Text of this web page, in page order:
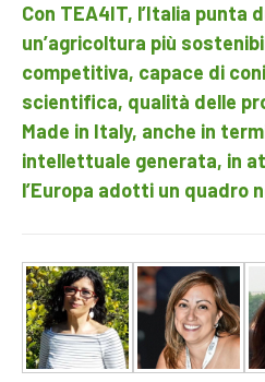
Con TEA4IT, l’Italia punta
un’agricoltura più
competitiva, capace di
scientifica, qualità delle
Made in Italy, anche in
intellettuale generata, in
l’Europa adotti un quadro